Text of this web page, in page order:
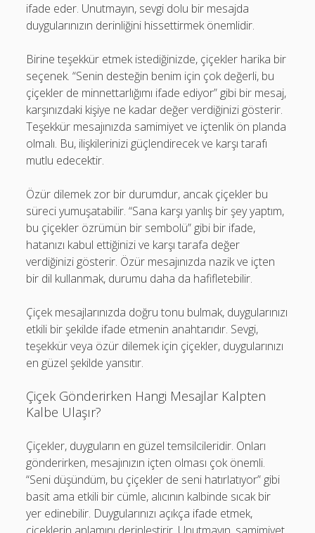
ifade eder. Unutmayın, sevgi dolu bir mesajda
duygularınızın derinliğini hissettirmek önemlidir.
Birine teşekkür etmek istediğinizde, çiçekler harika bir
seçenek. “Senin desteğin benim için çok değerli, bu
çiçekler de minnettarlığımı ifade ediyor” gibi bir mesaj,
karşınızdaki kişiye ne kadar değer verdiğinizi gösterir.
Teşekkür mesajınızda samimiyet ve içtenlik ön planda
olmalı. Bu, ilişkilerinizi güçlendirecek ve karşı tarafı
mutlu edecektir.
Özür dilemek zor bir durumdur, ancak çiçekler bu
süreci yumuşatabilir. “Sana karşı yanlış bir şey yaptım,
bu çiçekler özrümün bir sembolü” gibi bir ifade,
hatanızı kabul ettiğinizi ve karşı tarafa değer
verdiğinizi gösterir. Özür mesajınızda nazik ve içten
bir dil kullanmak, durumu daha da hafifletebilir.
Çiçek mesajlarınızda doğru tonu bulmak, duygularınızı
etkili bir şekilde ifade etmenin anahtarıdır. Sevgi,
teşekkür veya özür dilemek için çiçekler, duygularınızı
en güzel şekilde yansıtır.
Çiçek Gönderirken Hangi Mesajlar Kalpten
Kalbe Ulaşır?
Çiçekler, duyguların en güzel temsilcileridir. Onları
gönderirken, mesajınızın içten olması çok önemli.
“Seni düşündüm, bu çiçekler de seni hatırlatıyor” gibi
basit ama etkili bir cümle, alıcının kalbinde sıcak bir
yer edinebilir. Duygularınızı açıkça ifade etmek,